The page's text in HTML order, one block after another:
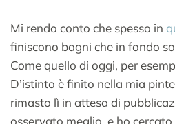
Mi rendo conto che spesso in
finiscono bagni che in fondo
Come quello di oggi, per
D’istinto è finito nella mia
rimasto lì in attesa di
osservato meglio, e ho